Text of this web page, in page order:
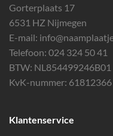
Gorterplaats 17
6531 HZ Nijmegen
E-mail:
Telefoon: 024 324 50 41
BTW: NL854499246B01
KvK-nummer: 61812366
Klantenservice